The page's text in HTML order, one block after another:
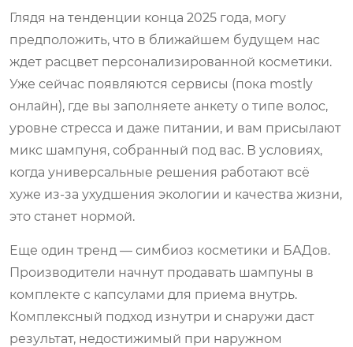
Глядя на тенденции конца 2025 года, могу
предположить, что в ближайшем будущем нас
ждет расцвет персонализированной косметики.
Уже сейчас появляются сервисы (пока mostly
онлайн), где вы заполняете анкету о типе волос,
уровне стресса и даже питании, и вам присылают
микс шампуня, собранный под вас. В условиях,
когда универсальные решения работают всё
хуже из-за ухудшения экологии и качества жизни,
это станет нормой.
Еще один тренд — симбиоз косметики и БАДов.
Производители начнут продавать шампуны в
комплекте с капсулами для приема внутрь.
Комплексный подход изнутри и снаружи даст
результат, недостижимый при наружном